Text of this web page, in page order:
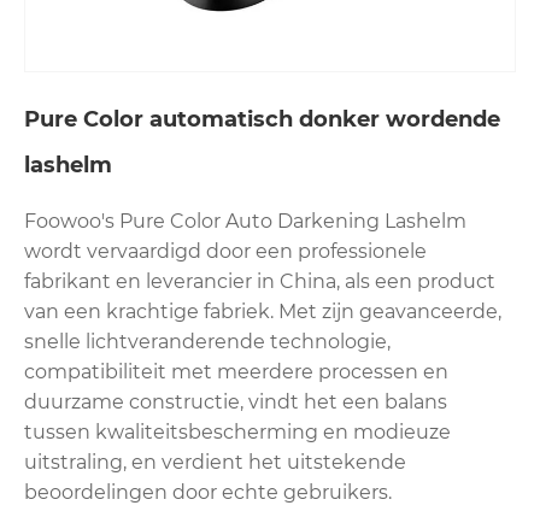
Pure Color automatisch donker wordende
lashelm
Foowoo's Pure Color Auto Darkening Lashelm
wordt vervaardigd door een professionele
fabrikant en leverancier in China, als een product
van een krachtige fabriek. Met zijn geavanceerde,
snelle lichtveranderende technologie,
compatibiliteit met meerdere processen en
duurzame constructie, vindt het een balans
tussen kwaliteitsbescherming en modieuze
uitstraling, en verdient het uitstekende
beoordelingen door echte gebruikers.